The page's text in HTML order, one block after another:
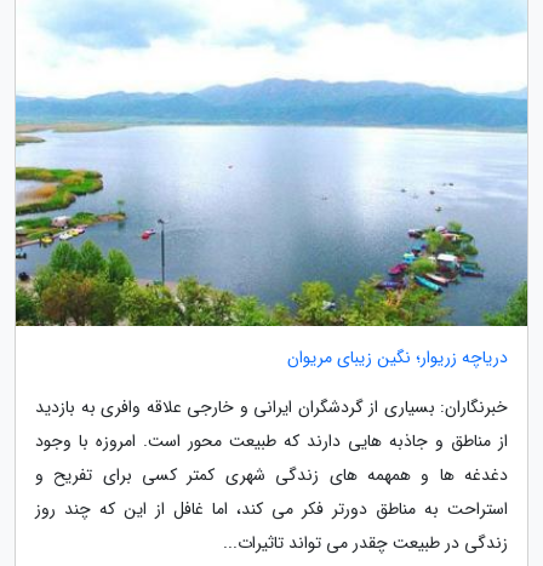
دریاچه زریوار؛ نگین زیبای مریوان
خبرنگاران: بسیاری از گردشگران ایرانی و خارجی علاقه وافری به بازدید
از مناطق و جاذبه هایی دارند که طبیعت محور است. امروزه با وجود
دغدغه ها و همهمه های زندگی شهری کمتر کسی برای تفریح و
استراحت به مناطق دورتر فکر می کند، اما غافل از این که چند روز
زندگی در طبیعت چقدر می تواند تاثیرات...